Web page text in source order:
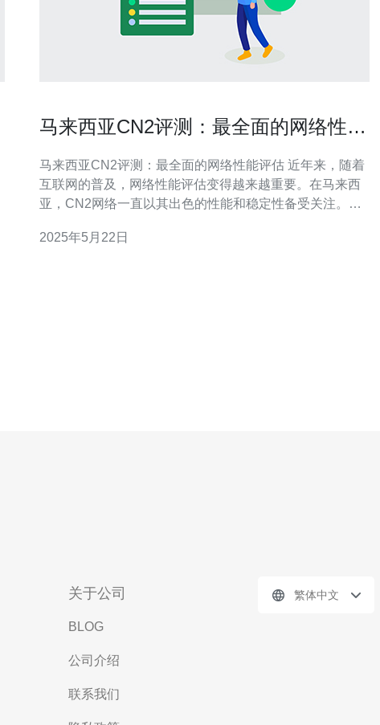
马来西亚CN2评测：最全面的网络性能
马来西亚CN2评测：最全面的网络性能评估 近年来，随着
互联网的普及，网络性能评估变得越来越重要。在马来西
亚，CN2网络一直以其出色的性能和稳定性备受关注。本
现。 CN2网络是由中国电信推出的一种高性能、低时延的
2025年5月22日
关于公司
BLOG
公司介绍
联系我们
繁体中文